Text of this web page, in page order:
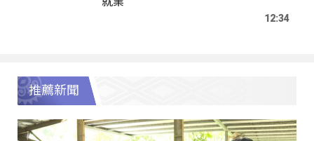
12:34
推薦新聞